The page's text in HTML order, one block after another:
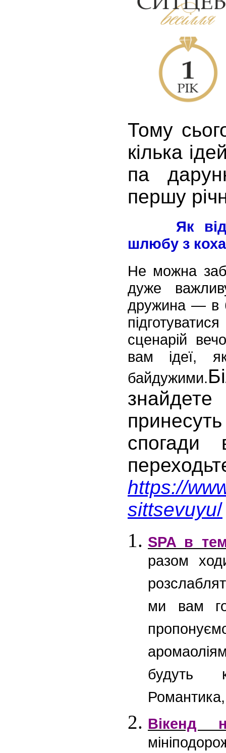
Тому
кілька
па
першу
Як
шлюбу з
Не можна
дуже
дружина — в
сценарій
вам ідеї,
байдужими.
спогади
https://
sittsevuyu/
SPA в
разом
ми вам
будуть
Вікенд